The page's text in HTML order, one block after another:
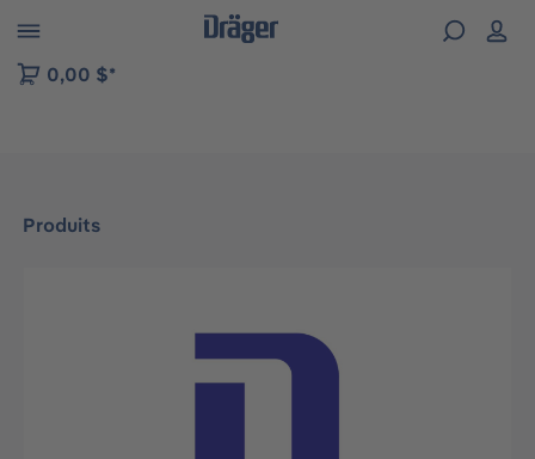
to B2B platform navigation
0,00 $*
Produits
Ignorer la galerie d'images